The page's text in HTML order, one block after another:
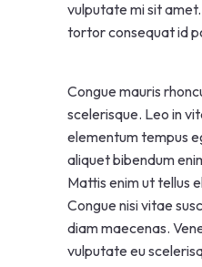
vulputate mi sit
tortor consequat id
Congue mauris
scelerisque. Leo in
elementum tempus
aliquet bibendum
Mattis enim ut tellus
Congue nisi vitae
diam maecenas.
vulputate eu